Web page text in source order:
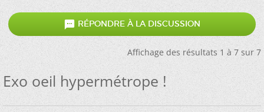
 RÉPONDRE À LA DISCUSSION
Affichage des résultats 1 à 7 sur 7
Exo oeil hypermétrope !